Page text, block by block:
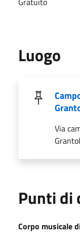
Luogo
Via
Punti di
Corpo musicale